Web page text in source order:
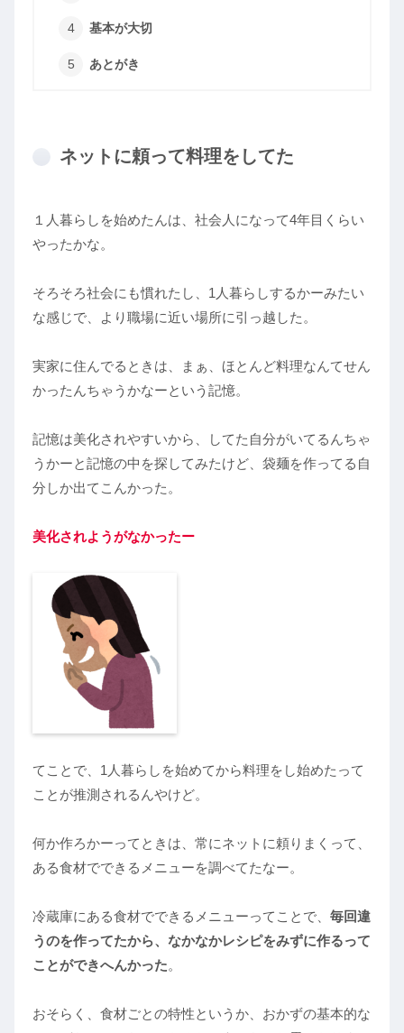
基本が大切
あとがき
ネットに頼って料理をしてた
１人暮らしを始めたんは、社会人になって4年目くらい
やったかな。
そろそろ社会にも慣れたし、1人暮らしするかーみたい
な感じで、より職場に近い場所に引っ越した。
実家に住んでるときは、まぁ、ほとんど料理なんてせん
かったんちゃうかなーという記憶。
記憶は美化されやすいから、してた自分がいてるんちゃ
うかーと記憶の中を探してみたけど、袋麺を作ってる自
分しか出てこんかった。
美化されようがなかったー
てことで、1人暮らしを始めてから料理をし始めたって
ことが推測されるんやけど。
何か作ろかーってときは、常にネットに頼りまくって、
ある食材でできるメニューを調べてたなー。
冷蔵庫にある食材でできるメニューってことで、 毎回違
うのを作ってたから、なかなかレシピをみずに作るって
ことができへんかった。
おそらく、食材ごとの特性というか、おかずの基本的な